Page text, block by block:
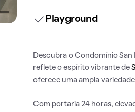
Playground
Descubra o Condomínio
reflete o espírito vibrante de
oferece uma ampla
Com portaria 24 horas,